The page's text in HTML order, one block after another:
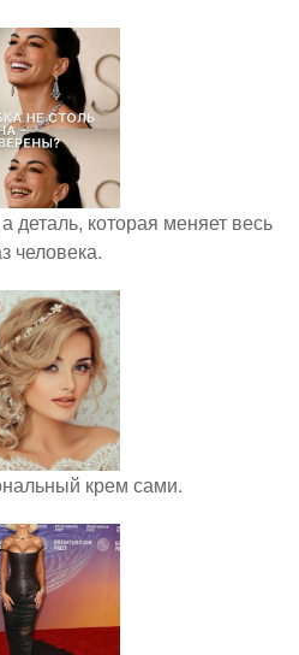
деталь, которая меняет весь
человека.
крем сами.